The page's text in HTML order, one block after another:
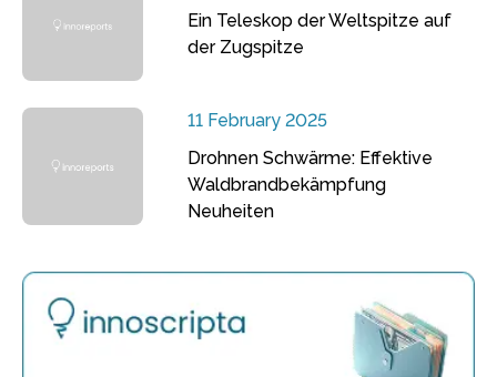
Ein Teleskop der Weltspitze auf
der Zugspitze
11 February 2025
Drohnen Schwärme: Effektive
Waldbrandbekämpfung
Neuheiten